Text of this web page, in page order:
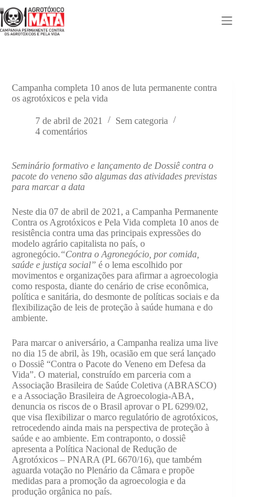
para
o
conteúdo
Campanha completa 10 anos de luta permanente contra
os agrotóxicos e pela vida
7 de abril de 2021
Sem categoria
4 comentários
Seminário formativo e lançamento de Dossiê contra o
pacote do veneno são algumas das atividades previstas
para marcar a data
Neste dia 07 de abril de 2021, a Campanha Permanente
Contra os Agrotóxicos e Pela Vida completa 10 anos de
resistência contra uma das principais expressões do
modelo agrário capitalista no país, o
agronegócio.“Contra o Agronegócio, por comida,
saúde e justiça social” é o lema escolhido por
movimentos e organizações para afirmar a agroecologia
como resposta, diante do cenário de crise econômica,
política e sanitária, do desmonte de políticas sociais e da
flexibilização de leis de proteção à saúde humana e do
ambiente.
Para marcar o aniversário, a Campanha realiza uma live
no dia 15 de abril, às 19h, ocasião em que será lançado
o Dossiê “Contra o Pacote do Veneno em Defesa da
Vida”. O material, construído em parceria com a
Associação Brasileira de Saúde Coletiva (ABRASCO)
e a Associação Brasileira de Agroecologia-ABA,
denuncia os riscos de o Brasil aprovar o PL 6299/02,
que visa flexibilizar o marco regulatório de agrotóxicos,
retrocedendo ainda mais na perspectiva de proteção à
saúde e ao ambiente. Em contraponto, o dossiê
apresenta a Política Nacional de Redução de
Agrotóxicos – PNARA (PL 6670/16), que também
aguarda votação no Plenário da Câmara e propõe
medidas para a promoção da agroecologia e da
produção orgânica no país.